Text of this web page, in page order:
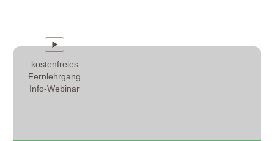
kostenfreies
Fernlehrgang
Info-Webinar